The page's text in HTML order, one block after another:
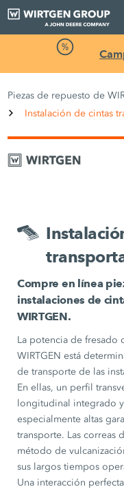
Piezas de repuesto de
Instalación de cintas
Compre en línea
instalaciones de
WIRTGEN.
La potencia de fresado
WIRTGEN está
de transporte de las
En ellas, un perfil
longitudinal integrado
especialmente altas
transporte. Las correas
método de
sus largos tiempos
Una interacción